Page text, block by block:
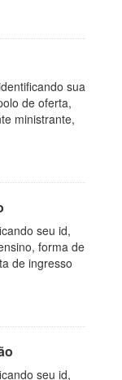
sua
de oferta,
ministrante,
seu id,
forma de
de ingresso
seu id,